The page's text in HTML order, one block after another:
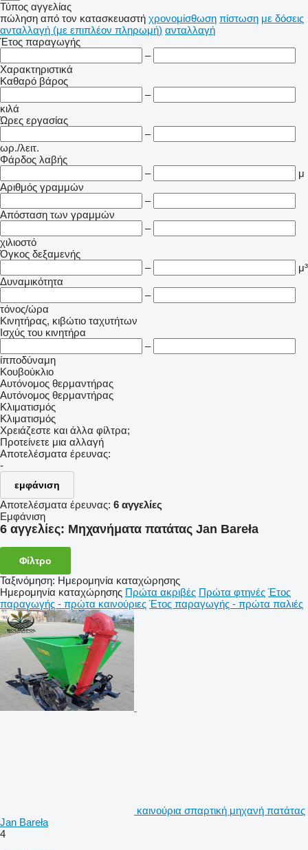
Τύπος αγγελίας
πώληση από τον κατασκευαστή χρονομίσθωση πίστωση με δόσεις
ανταλλαγή (με επιπλέον πληρωμή) ανταλλαγή
Έτος παραγωγής
–
Χαρακτηριστικά
Καθαρό βάρος
–
κιλά
Ώρες εργασίας
–
ωρ./λειτ.
Φάρδος λαβής
–
μ
Αριθμός γραμμών
–
Απόσταση των γραμμών
–
χιλιοστό
Όγκος δεξαμενής
–
μ³
Δυναμικότητα
–
τόνος/ώρα
Κινητήρας, κιβώτιο ταχυτήτων
Ισχύς του κινητήρα
–
ίπποδύναμη
Κουβούκλιο
Αυτόνομος θερμαντήρας
Αυτόνομος θερμαντήρας
Κλιματισμός
Κλιματισμός
Χρειάζεστε και άλλα φίλτρα;
Προτείνετε μια αλλαγή
Αποτελέσματα έρευνας:
-
εμφάνιση
Αποτελέσματα έρευνας: 6 αγγελίες
Εμφάνιση
6 αγγελίες: Μηχανήματα πατάτας Jan Bareła
Φίλτρο
Ταξινόμηση: Ημερομηνία καταχώρησης
Ημερομηνία καταχώρησης Πρώτα ακριβές Πρώτα φτηνές Έτος
παραγωγής - πρώτα καινούριες Έτος παραγωγής - πρώτα παλιές
καινούρια σπαρτική μηχανή πατάτας
Jan Bareła
4